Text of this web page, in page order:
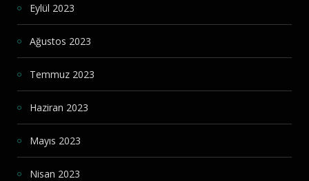
Eylül 2023
Ağustos 2023
Temmuz 2023
Haziran 2023
Mayıs 2023
Nisan 2023